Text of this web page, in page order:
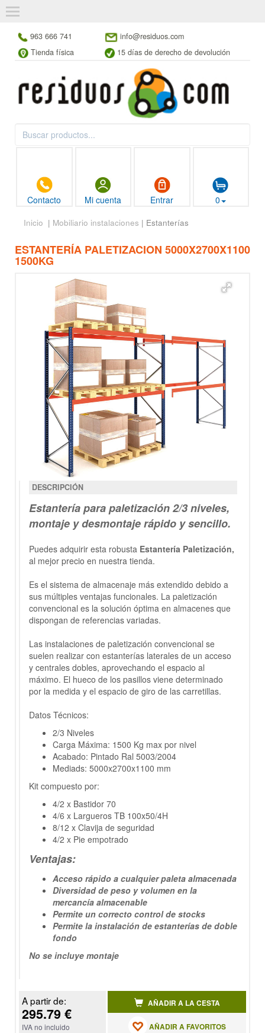
963 666 741
info@residuos.com
Tienda física
15 días de derecho de devolución
Contacto Mi cuenta Entrar 0
Inicio | Mobiliario instalaciones | Estanterías
ESTANTERÍA PALETIZACION 5000X2700X1100
1500KG
DESCRIPCIÓN
Estantería para paletización 2/3 niveles,
montaje y desmontaje rápido y sencillo.
Puedes adquirir esta robusta Estantería Paletización,
al mejor precio en nuestra tienda.
Es el sistema de almacenaje más extendido debido a
sus múltiples ventajas funcionales. La paletización
convencional es la solución óptima en almacenes que
dispongan de referencias variadas.
Las instalaciones de paletización convencional se
suelen realizar con estanterías laterales de un acceso
y centrales dobles, aprovechando el espacio al
máximo. El hueco de los pasillos viene determinado
por la medida y el espacio de giro de las carretillas.
Datos Técnicos:
2/3 Niveles
Carga Máxima: 1500 Kg max por nivel
Acabado: Pintado Ral 5003/2004
Mediads: 5000x2700x1100 mm
Kit compuesto por:
4/2 x Bastidor 70
4/6 x Largueros TB 100x50/4H
8/12 x Clavija de seguridad
4/2 x Pie empotrado
Ventajas:
Acceso rápido a cualquier paleta almacenada
Diversidad de peso y volumen en la
mercancía almacenable
Permite un correcto control de stocks
Permite la instalación de estanterías de doble
fondo
No se incluye montaje
A partir de:
295.79 €
IVA no incluido
AÑADIR A LA CESTA
AÑADIR A FAVORITOS